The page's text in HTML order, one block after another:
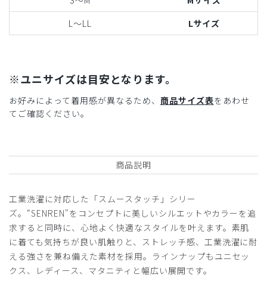
L〜LL
Lサイズ
※ユニサイズは目安となります。
お好みによって着用感が異なるため、 商品サイズ表をあわせ
てご確認ください。
商品説明
工業洗濯に対応した「スムースタッチ」シリー
ズ。“SENREN"をコンセプトに美しいシルエットやカラーを追
求すると同時に、心地よく快適なスタイルを叶えます。素肌
に着ても気持ちが良い肌触りと、ストレッチ感、工業洗濯に耐
える強さを兼ね備えた素材を採用。ラインナップもユニセッ
クス、レディース、マタニティと幅広い展開です。